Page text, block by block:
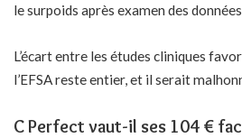
le surpoids après examen des
L’écart entre les études cliniques
l’EFSA reste entier, et il serait
C Perfect vaut-il ses 104 €